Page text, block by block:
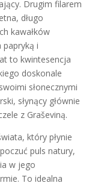
Drugim filarem
długo
kawałków
i
to kwintesencja
doskonale
słonecznymi
słynący głównie
z Graševiną.
który płynie
puls natury,
w jego
To idealna